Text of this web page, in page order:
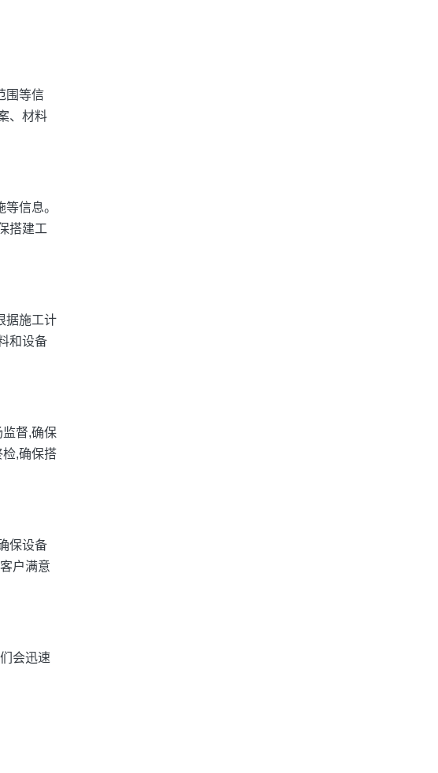
围等信
、材料
信息。
搭建工
据施工计
和设备
督,确保
,确保搭
保设备
户满意
会迅速